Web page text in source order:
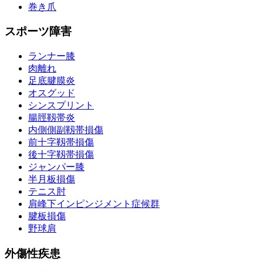
巻き爪
スポーツ障害
ランナー膝
肉離れ
足底腱膜炎
オスグッド
シンスプリント
腸脛靱帯炎
内側側副靱帯損傷
前十字靱帯損傷
後十字靱帯損傷
ジャンパー膝
半月板損傷
テニス肘
肩峰下インピンジメント症候群
腱板損傷
野球肩
外傷性疾患